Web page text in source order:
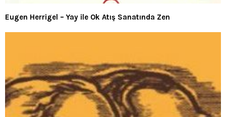
Eugen Herrigel – Yay ile Ok Atış Sanatında Zen